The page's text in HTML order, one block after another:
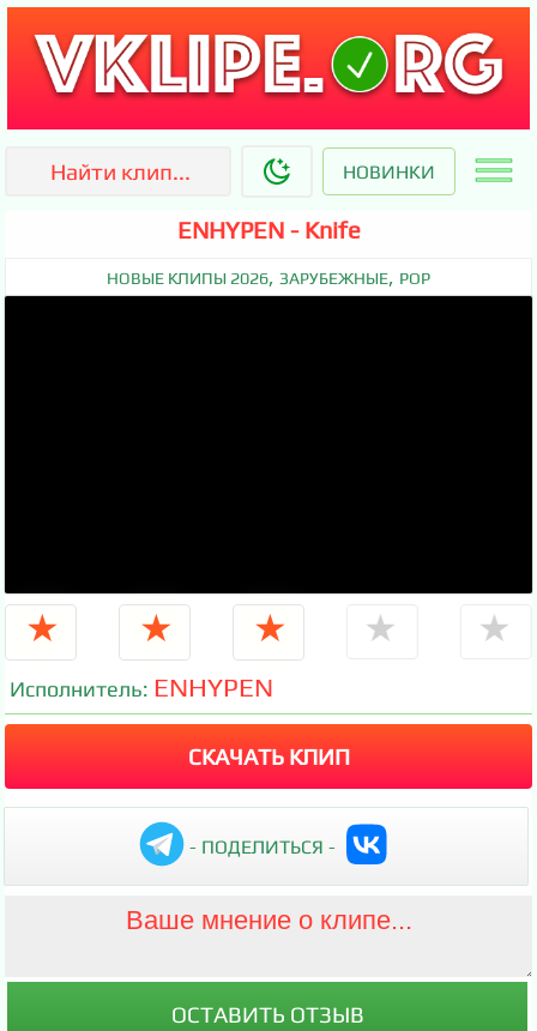
НОВИНКИ
ENHYPEN - Knife
НОВЫЕ КЛИПЫ 2026, ЗАРУБЕЖНЫЕ, POP
★ ★ ★ ★ ★
Исполнитель: ENHYPEN
СКАЧАТЬ КЛИП
- ПОДЕЛИТЬСЯ -